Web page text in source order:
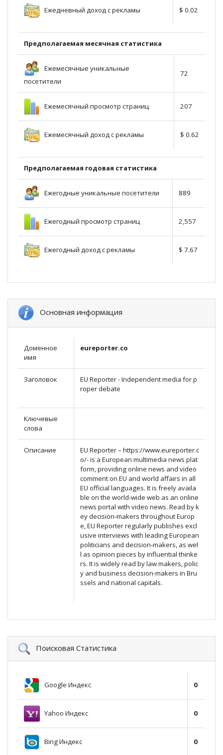
Ежедневный доход с рекламы $ 0.02
Предполагаемая месячная статистика
Ежемесячные уникальные
посетители
72
Ежемесячный просмотр страниц 207
Ежемесячный доход с рекламы $ 0.62
Предполагаемая годовая статистика
Ежегодные уникальные посетители 889
Ежегодный просмотр страниц 2,557
Ежегодный доход с рекламы $ 7.67
Основная информация
Доменное
имя
eureporter.co
Заголовок
EU Reporter - Independent media for p
roper debate
Ключевые
слова
Описание
EU Reporter – https://www.eureporter.c
o/- is a European multimedia news plat
form, providing online news and video
comment on EU and world affairs in all
EU official languages. It is freely availa
ble on the world-wide web as an online
news portal with video news. Read by k
ey decision-makers throughout Europ
e, EU Reporter regularly publishes excl
usive interviews with leading European
politicians and decision-makers, as wel
l as opinion pieces by influential thinke
rs. It is widely read by law makers, polic
y and business decision-makers in Bru
ssels and national capitals.
Поисковая Статистика
Google Индекс 0
Yahoo Индекс 0
Bing Индекс 0